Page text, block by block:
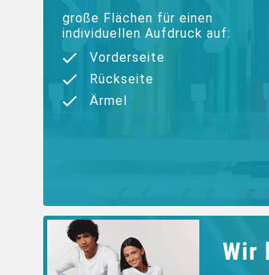
große Flächen für einen
individuellen Aufdruck auf:
Vorderseite
Rückseite
Ärmel
Wir